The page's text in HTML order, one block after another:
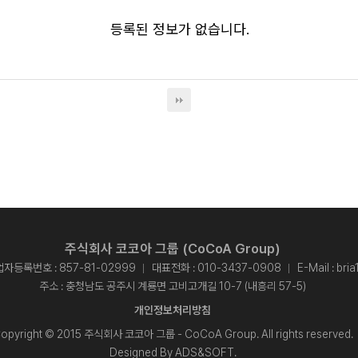
등록된 정보가 없습니다.
주식회사 코코아 그룹 (CoCoA Group)
자등록번호 : 857-81-02999 대표전화 : 010-3437-0908 E-Mail :
주소 : 충청남도 공주시 계룡면 고비고개길 10-7 (내흥리 57-5)
개인정보처리방침
© 2015 주식회사 코코아 그룹 - CoCoA Group. All rights reserved.
Designed ByADS&SOFT.